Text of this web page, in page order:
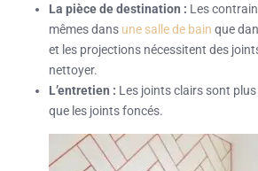
La pièce de destination : Les
mêmes dans une salle de bain que
et les projections nécessitent des
nettoyer.
L’entretien : Les joints clairs sont
que les joints foncés.